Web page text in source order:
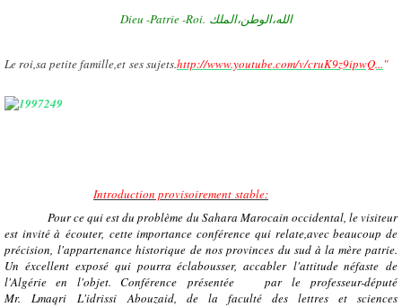
Dieu -Patrie -Roi. الله،الوطن،الملك
Le roi,sa petite famille,et ses sujets.http://www.youtube.com/v/cruK9z9ipwQ..."
Introduction provisoirement stable:
Pour ce qui est du problème du Sahara Marocain occidental, le visiteur
est invité à écouter, cette importance conférence qui relate,avec beaucoup de
précision, l'appartenance historique de nos provinces du sud à la mère patrie.
Un éxcellent exposé qui pourra éclabousser, accabler l'attitude néfaste de
l'Algérie en l'objet. Conférence présentée par le professeur-député
Mr. Lmaqri L'idrissi Abouzaid, de la faculté des lettres et sciences